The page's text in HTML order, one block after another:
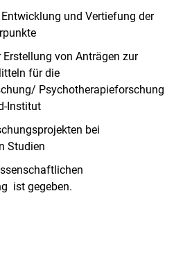
und Vertiefung der
von Anträgen zur
für die
Psychotherapieforschung
Institut
bei
Studien
ist gegeben.